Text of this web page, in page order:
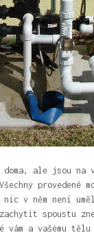
ale jsou na
v něm není
zachytit
a vašemu